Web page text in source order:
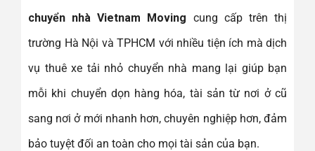
chuyển nhà Vietnam Moving cung cấp trên thị
trường Hà Nội và TPHCM với nhiều tiện ích mà dịch
vụ thuê xe tải nhỏ chuyển nhà mang lại giúp bạn
mỗi khi chuyển dọn hàng hóa, tài sản từ nơi ở cũ
sang nơi ở mới nhanh hơn, chuyên nghiệp hơn, đảm
bảo tuyệt đối an toàn cho mọi tài sản của bạn.